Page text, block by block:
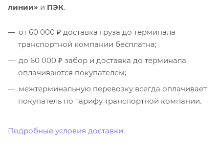
линии» и ПЭК.
от 60 000 ₽ доставка груза до терминала
транспортной компании бесплатна;
до 60 000 ₽ забор и доставка до терминала
оплачиваются покупателем;
межтерминальную перевозку всегда оплачивает
покупатель по тарифу транспортной компании.
Подробные условия доставки